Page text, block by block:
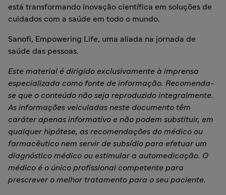
está transformando inovação científica em soluções de
cuidados com a saúde em todo o mundo.
Sanofi, Empowering Life, uma aliada na jornada de
saúde das pessoas.
Este material é dirigido exclusivamente à imprensa
especializada como fonte de informação. Recomenda-
se que o conteúdo não seja reproduzido integralmente.
As informações veiculadas neste documento têm
caráter apenas informativo e não podem substituir, em
qualquer hipótese, as recomendações do médico ou
farmacêutico nem servir de subsídio para efetuar um
diagnóstico médico ou estimular a automedicação. O
médico é o único profissional competente para
prescrever o melhor tratamento para o seu paciente.